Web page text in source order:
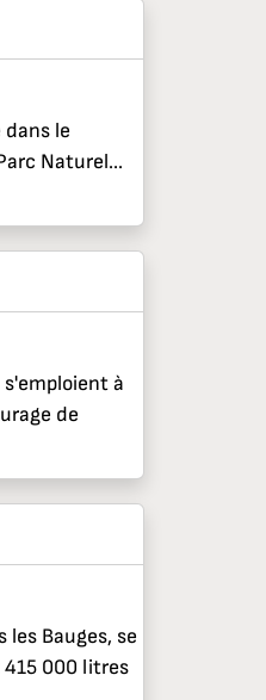
le
Naturel...
à
de
les Bauges, se
415 000 litres